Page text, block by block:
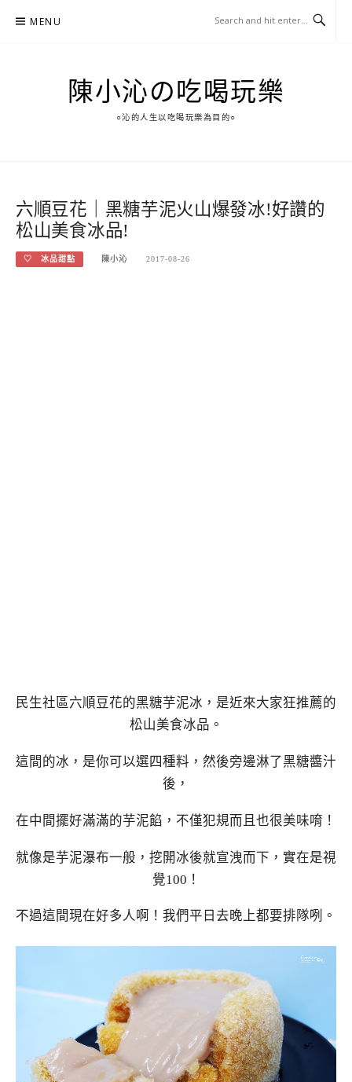
MENU
陳小沁の吃喝玩樂
○沁的人生以吃喝玩樂為目的○
六順豆花｜黑糖芋泥火山爆發冰!好讚的
松山美食冰品!
♡ 冰品甜點 陳小沁 2017-08-26
民生社區六順豆花的黑糖芋泥冰，是近來大家狂推薦的
松山美食冰品。
這間的冰，是你可以選四種料，然後旁邊淋了黑糖醬汁
後，
在中間擺好滿滿的芋泥餡，不僅犯規而且也很美味唷！
就像是芋泥瀑布一般，挖開冰後就宣洩而下，實在是視
覺100！
不過這間現在好多人啊！我們平日去晚上都要排隊咧。